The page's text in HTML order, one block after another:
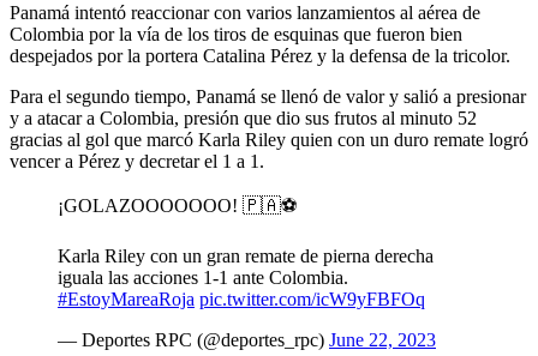
Panamá intentó reaccionar con varios lanzamientos al aérea de
Colombia por la vía de los tiros de esquinas que fueron bien
despejados por la portera Catalina Pérez y la defensa de la tricolor.
Para el segundo tiempo, Panamá se llenó de valor y salió a presionar
y a atacar a Colombia, presión que dio sus frutos al minuto 52
gracias al gol que marcó Karla Riley quien con un duro remate logró
vencer a Pérez y decretar el 1 a 1.
¡GOLAZOOOOOOO! 🇵🇦⚽️
Karla Riley con un gran remate de pierna derecha
iguala las acciones 1-1 ante Colombia.
#EstoyMareaRoja pic.twitter.com/icW9yFBFOq
— Deportes RPC (@deportes_rpc) June 22, 2023